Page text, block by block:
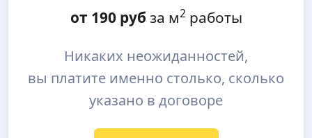
от 190руб за м2работы
Никаких неожиданностей,
вы платите именно столько, сколько
указано в договоре